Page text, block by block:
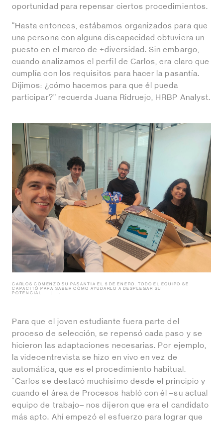
oportunidad para repensar ciertos procedimientos.
“Hasta entonces, estábamos organizados para que
una persona con alguna discapacidad obtuviera un
puesto en el marco de +diversidad. Sin embargo,
cuando analizamos el perfil de Carlos, era claro que
cumplía con los requisitos para hacer la pasantía.
Dijimos: ¿cómo hacemos para que él pueda
participar?” recuerda Juana Ridruejo, HRBP Analyst.
CARLOS COMENZÓ SU PASANTÍA EL 5 DE ENERO. TODO EL EQUIPO SE
CAPACITÓ PARA SABER CÓMO AYUDARLO A DESPLEGAR SU
POTENCIAL.
-
Para que el joven estudiante fuera parte del
proceso de selección, se repensó cada paso y se
hicieron las adaptaciones necesarias. Por ejemplo,
la videoentrevista se hizo en vivo en vez de
automática, que es el procedimiento habitual.
“Carlos se destacó muchísimo desde el principio y
cuando el área de Procesos habló con él –su actual
equipo de trabajo– nos dijeron que era el candidato
más apto. Ahí empezó el esfuerzo para lograr que